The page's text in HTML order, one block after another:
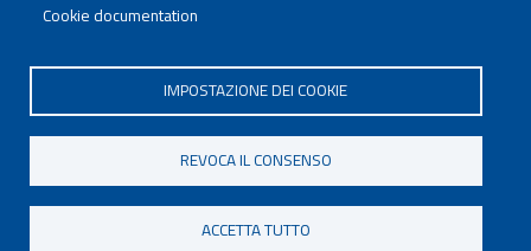
Cookie documentation
IMPOSTAZIONE DEI COOKIE
REVOCA IL CONSENSO
ACCETTA TUTTO
Governo Italiano
Tutti i diritti riservati © 2020
MENU
Mappa del sito
Cookie settings